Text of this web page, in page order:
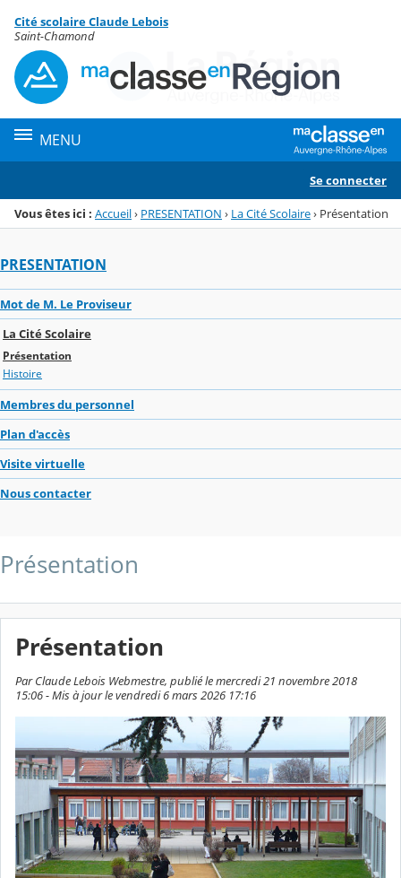
Menu de la rubrique
Contenu
Cité scolaire Claude Lebois
Saint-Chamond
MENU
Se connecter
Vous êtes ici : Accueil› PRESENTATION › La Cité Scolaire› Présentation
PRESENTATION
Mot de M. Le Proviseur
La Cité Scolaire
Présentation
Histoire
Membres du personnel
Plan d'accès
Visite virtuelle
Nous contacter
Présentation
Présentation
Par Claude Lebois Webmestre, publié le mercredi 21 novembre 2018
15:06 - Mis à jour le vendredi 6 mars 2026 17:16